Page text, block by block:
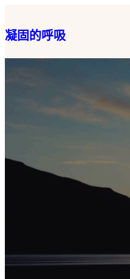
至
主
凝固的呼吸